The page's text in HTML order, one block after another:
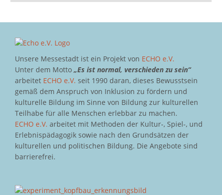
Unsere Messestadt ist ein Projekt von ECHO e.V.
Unter dem Motto „Es ist normal, verschieden zu sein“
arbeitet ECHO e.V. seit 1990 daran, dieses Bewusstsein
gemäß dem Anspruch von Inklusion zu fördern und
kulturelle Bildung im Sinne von Bildung zur kulturellen
Teilhabe für alle Menschen erlebbar zu machen.
ECHO e.V. arbeitet mit Methoden der Kultur-, Spiel-, und
Erlebnispädagogik sowie nach den Grundsätzen der
kulturellen und politischen Bildung. Die Angebote sind
barrierefrei.